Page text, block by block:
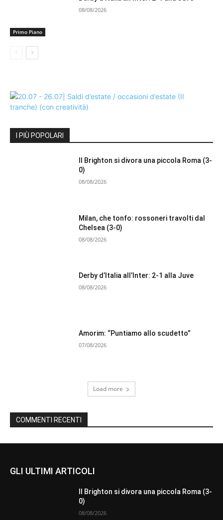
Primo Piano
08/08/2026
I PIÙ POPOLARI
Il Brighton si divora una piccola Roma (3-
0)
08/08/2026
Milan, che tonfo: rossoneri travolti dal
Chelsea (3-0)
08/08/2026
Derby d’Italia all’Inter: 2-1 alla Juve
08/08/2026
Amorim: “Puntiamo allo scudetto”
07/08/2026
Load more
COMMENTI RECENTI
GLI ULTIMI ARTICOLI
Il Brighton si divora una piccola Roma (3-
0)
08/08/2026